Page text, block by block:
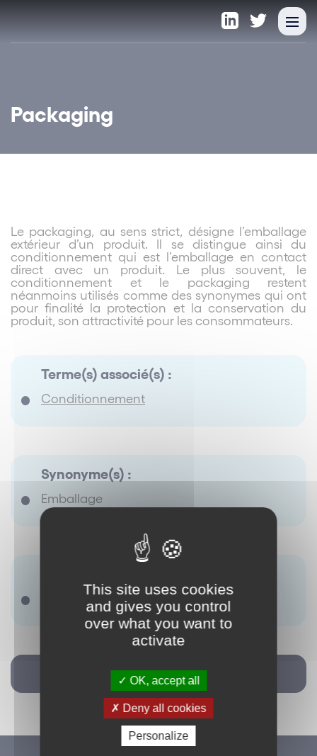
Packaging
Le packaging, au sens strict, désigne l’emballage
extérieur d’un produit. Il se distingue ainsi du
conditionnement qui est l’emballage en contact
direct avec un produit. Le plus souvent, le
conditionnement et le packaging restent
néanmoins utilisés comme des synonymes qui ont
pour finalité la protection et la conservation du
produit, son attractivité pour les consommateurs.
Terme(s) associé(s) :
Conditionnement
Synonyme(s) :
Emballage
Il ny a pas de terme renseigné.
Retour
This site uses cookies
and gives you control
over what you want to
activate
OK, accept all
Deny all cookies
Personalize